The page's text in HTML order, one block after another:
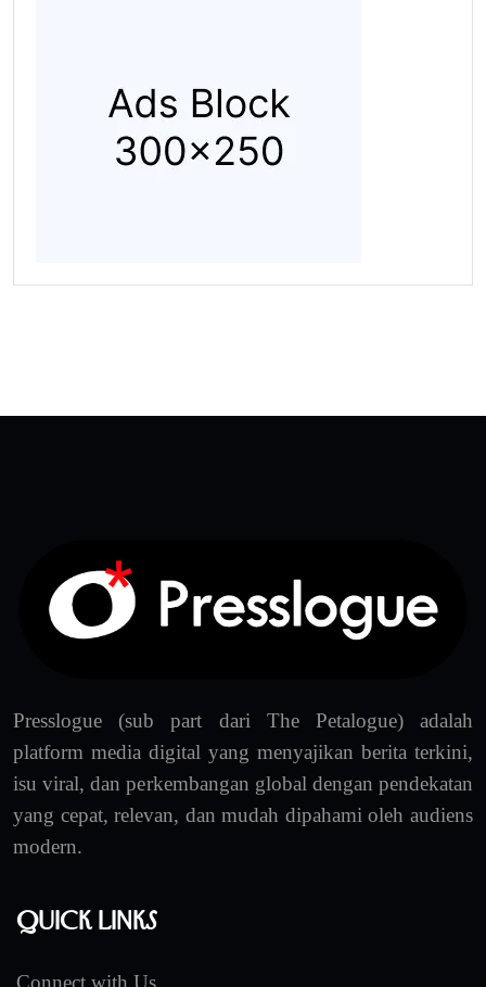
Presslogue (sub part dari The Petalogue) adalah
platform media digital yang menyajikan berita terkini,
isu viral, dan perkembangan global dengan pendekatan
yang cepat, relevan, dan mudah dipahami oleh audiens
modern.
Quick Links
Connect with Us